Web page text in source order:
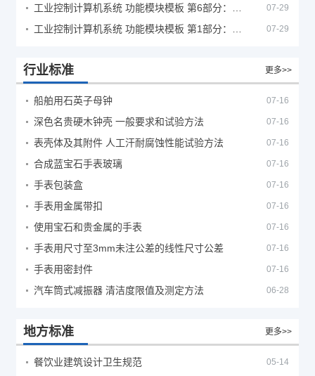
07-29
07-29
行业标准 更多>>
船舶用石英子母钟 07-16
深色名贵硬木钟壳 一般要求和试验方法 07-16
表壳体及其附件 人工汗耐腐蚀性能试验方法 07-16
合成蓝宝石手表玻璃 07-16
手表包装盒 07-16
手表用金属带扣 07-16
使用宝石和贵金属的手表 07-16
手表用尺寸至3mm未注公差的线性尺寸公差 07-16
手表用密封件 07-16
汽车筒式减振器 清洁度限值及测定方法 06-28
地方标准 更多>>
餐饮业建筑设计卫生规范 05-14